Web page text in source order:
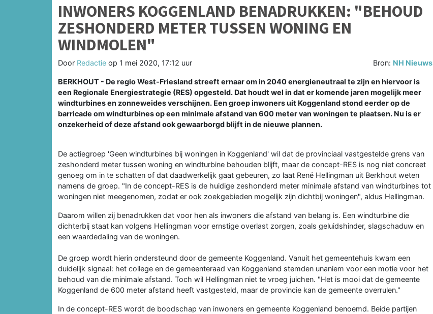
INWONERS KOGGENLAND BENADRUKKEN: "BEHOUD
ZESHONDERD METER TUSSEN WONING EN
WINDMOLEN"
Door Redactie op 1 mei 2020, 17:12 uur Bron: NH Nieuws
BERKHOUT - De regio West-Friesland streeft ernaar om in 2040 energieneutraal te zijn en hiervoor is
een Regionale Energiestrategie (RES) opgesteld. Dat houdt wel in dat er komende jaren mogelijk meer
windturbines en zonneweides verschijnen. Een groep inwoners uit Koggenland stond eerder op de
barricade om windturbines op een minimale afstand van 600 meter van woningen te plaatsen. Nu is er
onzekerheid of deze afstand ook gewaarborgd blijft in de nieuwe plannen.
De actiegroep 'Geen windturbines bij woningen in Koggenland' wil dat de provinciaal vastgestelde grens van
zeshonderd meter tussen woning en windturbine behouden blijft, maar de concept-RES is nog niet concreet
genoeg om in te schatten of dat daadwerkelijk gaat gebeuren, zo laat René Hellingman uit Berkhout weten
namens de groep. "In de concept-RES is de huidige zeshonderd meter minimale afstand van windturbines tot
woningen niet meegenomen, zodat er ook zoekgebieden mogelijk zijn dichtbij woningen", aldus Hellingman.
Daarom willen zij benadrukken dat voor hen als inwoners die afstand van belang is. Een windturbine die
dichterbij staat kan volgens Hellingman voor ernstige overlast zorgen, zoals geluidshinder, slagschaduw en
een waardedaling van de woningen.
De groep wordt hierin ondersteund door de gemeente Koggenland. Vanuit het gemeentehuis kwam een
duidelijk signaal: het college en de gemeenteraad van Koggenland stemden unaniem voor een motie voor het
behoud van die minimale afstand. Toch wil Hellingman niet te vroeg juichen. "Het is mooi dat de gemeente
Koggenland de 600 meter afstand heeft vastgesteld, maar de provincie kan de gemeente overrulen."
In de concept-RES wordt de boodschap van inwoners en gemeente Koggenland benoemd. Beide partijen